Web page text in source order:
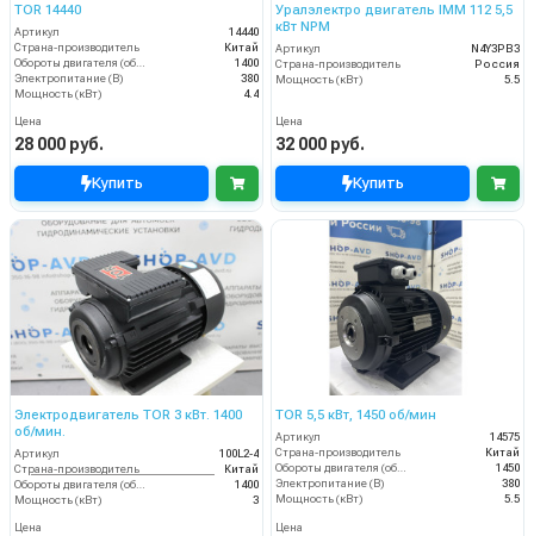
TOR 14440
Артикул
14440
Страна-производитель
Китай
1400
Электропитание (В)
380
Мощность (кВт)
4.4
Цена
28 000 руб.
Купить
Уралэлектро двигатель IMM 112 5,5
кВт NPM
Артикул
N4Y3PB3
Страна-производитель
Россия
Мощность (кВт)
5.5
Цена
32 000 руб.
Купить
Электродвигатель TOR 3 кВт. 1400
об/мин.
Артикул
100L2-4
Страна-производитель
Китай
Обороты двигателя (об/мин)
1400
Мощность (кВт)
3
Цена
TOR 5,5 кВт, 1450 об/мин
Артикул
14575
Страна-производитель
Китай
Обороты двигателя (об/мин)
1450
Электропитание (В)
380
Мощность (кВт)
5.5
Цена